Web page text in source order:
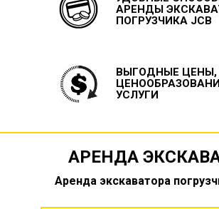
АРЕНДЫ
ПОГРУЗЧИКА JCB
ВЫГОДНЫЕ ЦЕНЫ,
УСЛУГИ
АРЕНДА
Аренда экскаватора